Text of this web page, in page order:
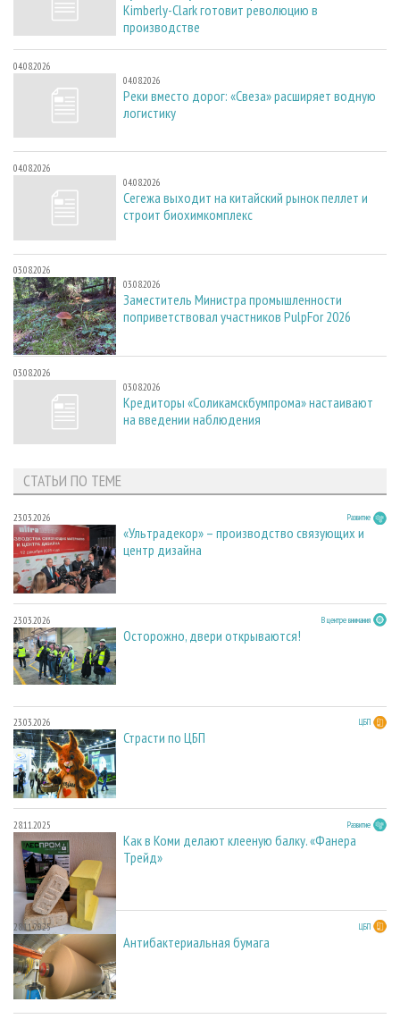
Kimberly-Clark готовит революцию в
производстве
04.08.2026
04.08.2026
Реки вместо дорог: «Свеза» расширяет водную
логистику
04.08.2026
04.08.2026
Сегежа выходит на китайский рынок пеллет и
строит биохимкомплекс
03.08.2026
03.08.2026
Заместитель Министра промышленности
поприветствовал участников PulpFor 2026
03.08.2026
03.08.2026
Кредиторы «Соликамскбумпрома» настаивают
на введении наблюдения
СТАТЬИ ПО ТЕМЕ
23.03.2026 Развитие
«Ультрадекор» – производство связующих и
центр дизайна
23.03.2026 В центре внимания
Осторожно, двери открываются!
23.03.2026 ЦБП
Страсти по ЦБП
28.11.2025 Развитие
Как в Коми делают клееную балку. «Фанера
Трейд»
28.11.2025 ЦБП
Антибактериальная бумага